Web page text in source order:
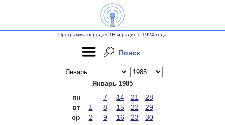
Программа передач ТВ и радио с 1924 года
Поиск
Январь 1985
пн 7 14 21
28
вт
1 8 15 22
29
ср
2 9 16 23
30